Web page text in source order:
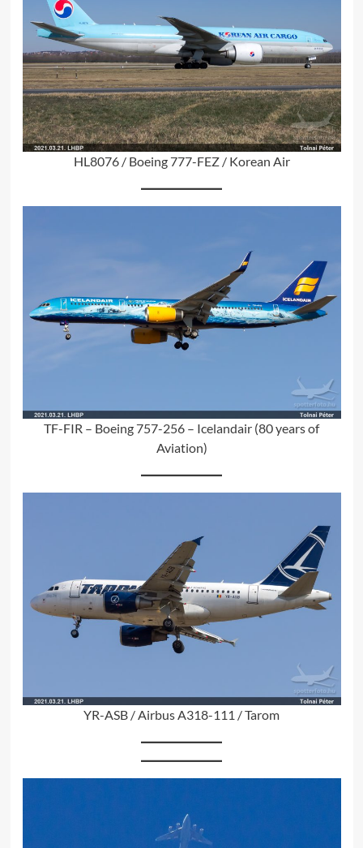
HL8076 / Boeing 777-FEZ / Korean Air
TF-FIR – Boeing 757-256 – Icelandair (80 years of
Aviation)
YR-ASB / Airbus A318-111 / Tarom